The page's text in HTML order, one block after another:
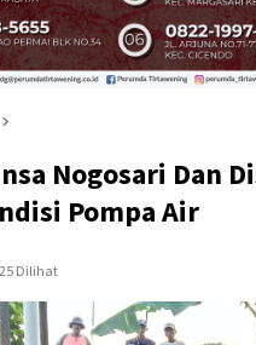
Nogosari Dan
Pompa Air
Dilihat